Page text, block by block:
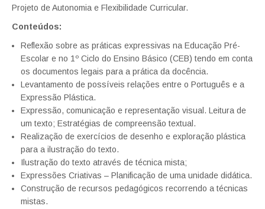
Projeto de Autonomia e Flexibilidade Curricular.
Conteúdos:
Reflexão sobre as práticas expressivas na Educação Pré-
Escolar e no 1º Ciclo do Ensino Básico (CEB) tendo em conta
os documentos legais para a prática da docência.
Levantamento de possíveis relações entre o Português e a
Expressão Plástica.
Expressão, comunicação e representação visual. Leitura de
um texto; Estratégias de compreensão textual.
Realização de exercícios de desenho e exploração plástica
para a ilustração do texto.
Ilustração do texto através de técnica mista;
Expressões Criativas – Planificação de uma unidade didática.
Construção de recursos pedagógicos recorrendo a técnicas
mistas.